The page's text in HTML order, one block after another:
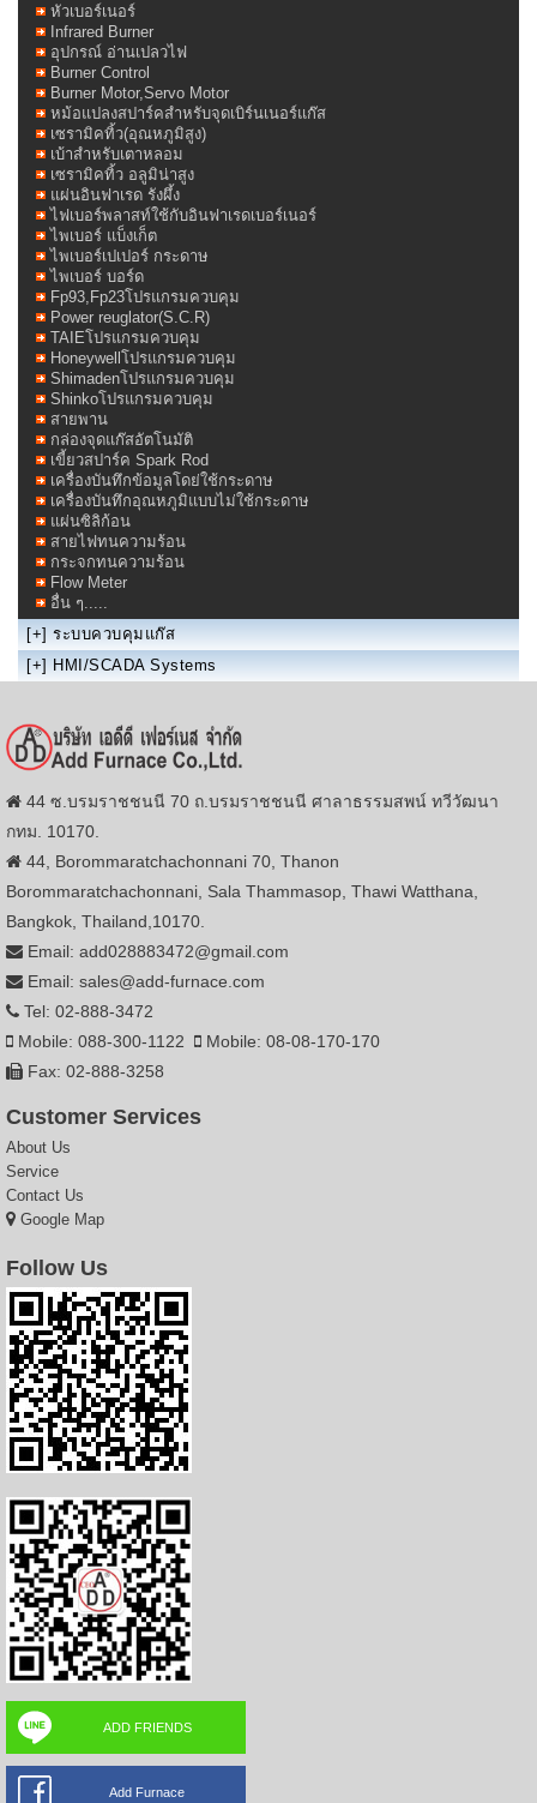
หัวเบอร์เนอร์
Infrared Burner
อุปกรณ์ อ่านเปลวไฟ
Burner Control
Burner Motor,Servo Motor
หม้อแปลงสปาร์คสำหรับจุดเบิร์นเนอร์แก๊ส
เซรามิคทิ้ว(อุณหภูมิสูง)
เบ้าสำหรับเตาหลอม
เซรามิคทิ้ว อลูมิน่าสูง
แผ่นอินฟาเรด รังผึ้ง
ไฟเบอร์พลาสท์ใช้กับอินฟาเรดเบอร์เนอร์
ไพเบอร์ แบ็งเก็ต
ไพเบอร์เปเปอร์ กระดาษ
ไพเบอร์ บอร์ด
Fp93,Fp23โปรแกรมควบคุม
Power reuglator(S.C.R)
TAIEโปรแกรมควบคุม
Honeywellโปรแกรมควบคุม
Shimadenโปรแกรมควบคุม
Shinkoโปรแกรมควบคุม
สายพาน
กล่องจุดแก๊สอัตโนมัติ
เขี้ยวสปาร์ค Spark Rod
เครื่องบันทึกข้อมูลโดย่ใช้กระดาษ
เครื่องบันทึกอุณหภูมิแบบไม่ใช้กระดาษ
แผ่นซิลิก้อน
สายไฟทนความร้อน
กระจกทนความร้อน
Flow Meter
อื่น ๆ.....
[+] ระบบควบคุมแก๊ส
[+] HMI/SCADA Systems
44 ซ.บรมราชชนนี 70 ถ.บรมราชชนนี ศาลาธรรมสพน์ ทวีวัฒนา
กทม. 10170.
44, Borommaratchachonnani 70, Thanon
Borommaratchachonnani, Sala Thammasop, Thawi Watthana,
Bangkok, Thailand,10170.
Email: add028883472@gmail.com
Email: sales@add-furnace.com
Tel: 02-888-3472
Mobile: 088-300-1122
Mobile: 08-08-170-170
Fax: 02-888-3258
Customer Services
About Us
Service
Contact Us
Google Map
Follow Us
ADD FRIENDS
Add Furnace